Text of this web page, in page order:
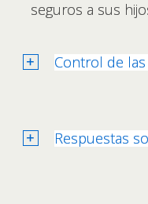
seguros a sus
Control de
Respuestas